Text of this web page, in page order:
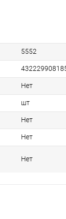
5552
Нет
шт
Нет
Нет
Нет